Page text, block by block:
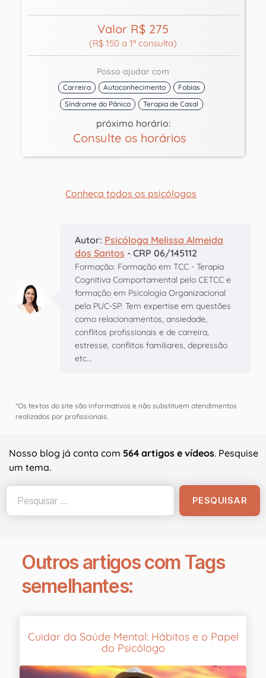
Valor R$ 275
(R$ 150 a 1ª consulta)
Posso ajudar com
Carreira Autoconhecimento
Fobias
Síndrome do Pânico
Terapia de Casal
próximo horário:
Consulte os horários
Conheça todos os psicólogos
Autor: Psicóloga Melissa Almeida
dos Santos - CRP 06/145112
Formação: Formação em TCC - Terapia
Cognitiva Comportamental pelo CETCC e
formação em Psicologia Organizacional
pela PUC-SP. Tem expertise em questões
como relacionamentos, ansiedade,
conflitos profissionais e de carreira,
estresse, conflitos familiares, depressão
etc...
*Os textos do site são informativos e não substituem atendimentos
realizados por profissionais.
Nosso blog já conta com 564 artigos e vídeos. Pesquise
um tema.
Outros artigos com Tags
semelhantes:
Cuidar da Saúde Mental: Hábitos e o Papel
do Psicólogo